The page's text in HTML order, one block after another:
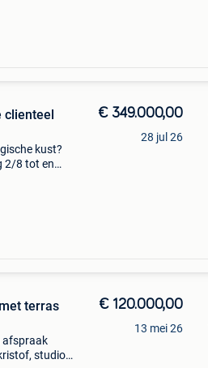
clienteel
kust?
2/8 tot en
€ 349.000,00
28 jul 26
terras
afspraak
studio
€ 120.000,00
13 mei 26